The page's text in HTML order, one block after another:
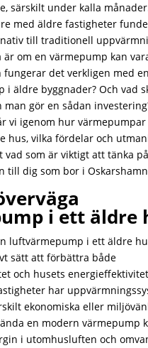
särskilt under kalla
med äldre fastigheter
till traditionell
är om en värmepump kan
fungerar det verkligen med en
i äldre byggnader? Och vad
man gör en sådan
vi igenom hur värmepumpar
hus, vilka fördelar och
vad som är viktigt att tänka
till dig som bor i
i ett äldre
luftvärmepump i ett äldre
sätt att förbättra både
och husets
har
ekonomiska eller
en modern värmepump
i utomhusluften och